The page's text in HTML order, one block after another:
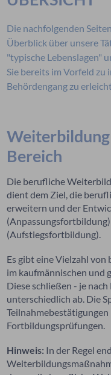
Die nachfolgenden
Überblick über unsere
"typische Lebenslagen"
Sie bereits im Vorfeld
Behördengang zu
Bereich
Die berufliche
dient dem Ziel, die
erweitern und der
(Aufstiegsfortbildung).
Es gibt eine Vielzahl
im kaufmännischen und
Diese schließen - je
unterschiedlich ab. Die
Fortbildungsprüfungen.
Hinweis: In der Regel